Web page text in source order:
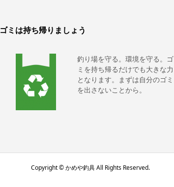
ゴミは持ち帰りましょう
釣り場を守る。環境を守る。ゴ
ミを持ち帰るだけでも大きな力
となります。まずは自分のゴミ
を出さないことから。
Copyright © かめや釣具 All Rights Reserved.